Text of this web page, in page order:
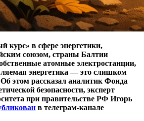
курс» в сфере энергетики,
союзом, страны Балтии
атомные электростанции,
энергетика — это слишком
этом рассказал аналитик Фонда
безопасности, эксперт
при правительстве РФ Игорь
в телеграм-канале